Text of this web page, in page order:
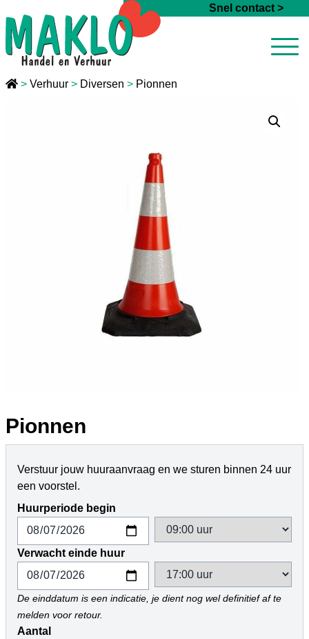
Snel contact >
> Verhuur > Diversen > Pionnen
Pionnen
Verstuur jouw huuraanvraag en we sturen binnen 24 uur
een voorstel.
Huurperiode begin
Verwacht einde huur
De einddatum is een indicatie, je dient nog wel definitief af te
melden voor retour.
Aantal